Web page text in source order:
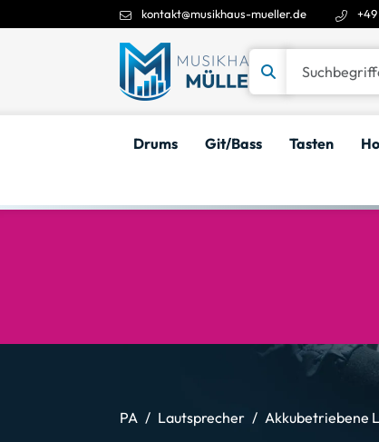
kontakt@musikhaus-mueller.de
Drums Git/Bass Tasten
PA Lautsprecher Akkubetriebene